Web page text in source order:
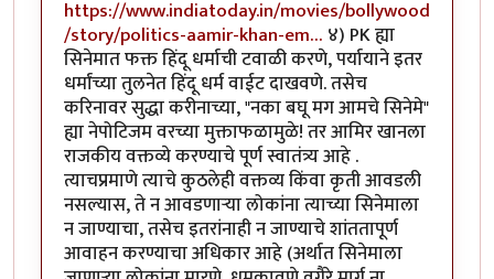
https://www.indiatoday.in/movies/bollywood
/story/politics-aamir-khan-em… ४) PK ह्या
सिनेमात फक्त हिंदू धर्माची टवाळी करणे, पर्यायाने इतर
धर्मांच्या तुलनेत हिंदू धर्म वाईट दाखवणे. तसेच
करिनावर सुद्धा करीनाच्या, "नका बघू मग आमचे सिनेमे"
ह्या नेपोटिजम वरच्या मुक्ताफळामुळे! तर आमिर खानला
राजकीय वक्तव्ये करण्याचे पूर्ण स्वातंत्र्य आहे .
त्याचप्रमाणे त्याचे कुठलेही वक्तव्य किंवा कृती आवडली
नसल्यास, ते न आवडणाऱ्या लोकांना त्याच्या सिनेमाला
न जाण्याचा, तसेच इतरांनाही न जाण्याचे शांततापूर्ण
आवाहन करण्याचा अधिकार आहे (अर्थात सिनेमाला